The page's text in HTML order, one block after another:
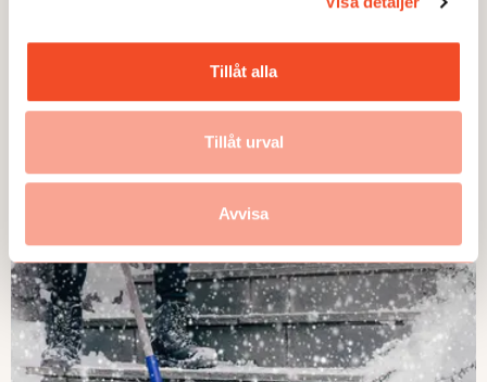
Tillåt alla
Tillåt urval
Avvisa
en riskbedömning av själva
utredningsprocessen. För det kan
gå riktigt illa.
ANDRA FRÅGOR